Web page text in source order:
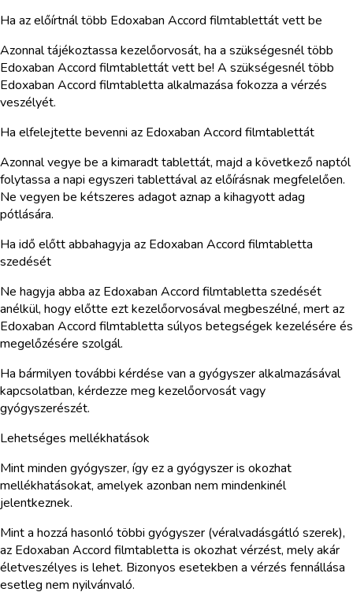
Ha az előírtnál több Edoxaban Accord filmtablettát vett be
Azonnal tájékoztassa kezelőorvosát, ha a szükségesnél több
Edoxaban Accord filmtablettát vett be! A szükségesnél több
Edoxaban Accord filmtabletta alkalmazása fokozza a vérzés
veszélyét.
Ha elfelejtette bevenni az Edoxaban Accord filmtablettát
Azonnal vegye be a kimaradt tablettát, majd a következő naptól
folytassa a napi egyszeri tablettával az előírásnak megfelelően.
Ne vegyen be kétszeres adagot aznap a kihagyott adag
pótlására.
Ha idő előtt abbahagyja az Edoxaban Accord filmtabletta
szedését
Ne hagyja abba az Edoxaban Accord filmtabletta szedését
anélkül, hogy előtte ezt kezelőorvosával megbeszélné, mert az
Edoxaban Accord filmtabletta súlyos betegségek kezelésére és
megelőzésére szolgál.
Ha bármilyen további kérdése van a gyógyszer alkalmazásával
kapcsolatban, kérdezze meg kezelőorvosát vagy
gyógyszerészét.
Lehetséges mellékhatások
Mint minden gyógyszer, így ez a gyógyszer is okozhat
mellékhatásokat, amelyek azonban nem mindenkinél
jelentkeznek.
Mint a hozzá hasonló többi gyógyszer (véralvadásgátló szerek),
az Edoxaban Accord filmtabletta is okozhat vérzést, mely akár
életveszélyes is lehet. Bizonyos esetekben a vérzés fennállása
esetleg nem nyilvánvaló.